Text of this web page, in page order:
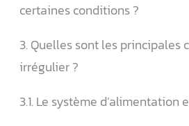
certaines conditions ?
3. Quelles sont les principales
irrégulier ?
3.1. Le système d’alimentation